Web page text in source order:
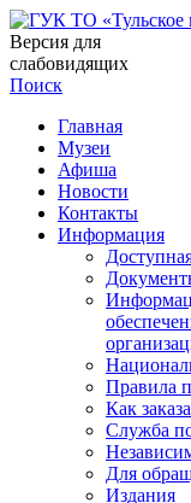
Версия для
слабовидящих
Поиск
Главная
Музеи
Афиша
Новости
Контакты
Информация
Правила
Как
Служба
Для
Издания